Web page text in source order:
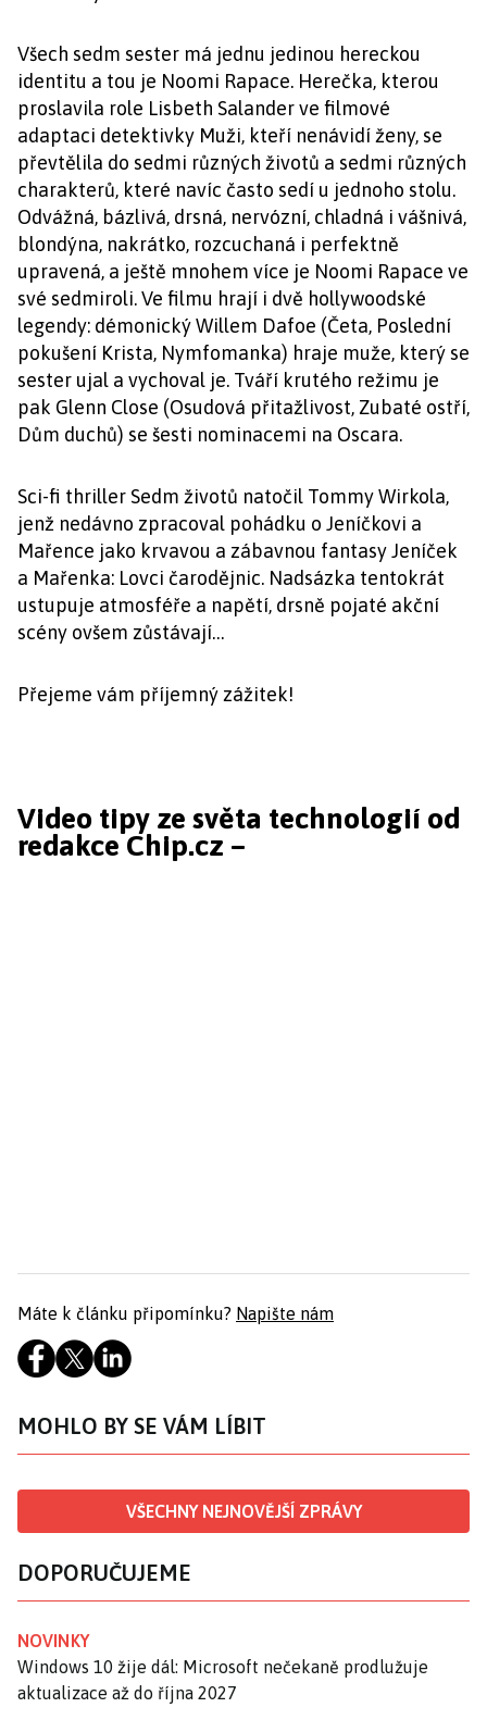
Všech sedm sester má jednu jedinou hereckou
identitu a tou je Noomi Rapace. Herečka, kterou
proslavila role Lisbeth Salander ve filmové
adaptaci detektivky Muži, kteří nenávidí ženy, se
převtělila do sedmi různých životů a sedmi různých
charakterů, které navíc často sedí u jednoho stolu.
Odvážná, bázlivá, drsná, nervózní, chladná i vášnivá,
blondýna, nakrátko, rozcuchaná i perfektně
upravená, a ještě mnohem více je Noomi Rapace ve
své sedmiroli. Ve filmu hrají i dvě hollywoodské
legendy: démonický Willem Dafoe (Četa, Poslední
pokušení Krista, Nymfomanka) hraje muže, který se
sester ujal a vychoval je. Tváří krutého režimu je
pak Glenn Close (Osudová přitažlivost, Zubaté ostří,
Dům duchů) se šesti nominacemi na Oscara.
Sci-fi thriller Sedm životů natočil Tommy Wirkola,
jenž nedávno zpracoval pohádku o Jeníčkovi a
Mařence jako krvavou a zábavnou fantasy Jeníček
a Mařenka: Lovci čarodějnic. Nadsázka tentokrát
ustupuje atmosféře a napětí, drsně pojaté akční
scény ovšem zůstávají…
Přejeme vám příjemný zážitek!
Video tipy ze světa technologií od
redakce Chip.cz –
Máte k článku připomínku? Napište nám
MOHLO BY SE VÁM LÍBIT
VŠECHNY NEJNOVĚJŠÍ ZPRÁVY
DOPORUČUJEME
NOVINKY
Windows 10 žije dál: Microsoft nečekaně prodlužuje
aktualizace až do října 2027